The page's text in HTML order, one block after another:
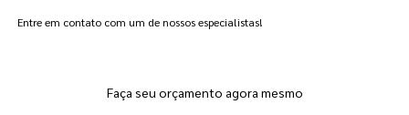
Entre em contato com um de nossos especialistas!
Faça seu orçamento agora mesmo